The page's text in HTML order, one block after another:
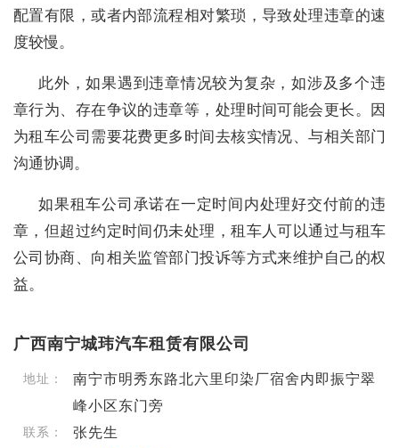
配置有限，或者内部流程相对繁琐，导致处理违章的速
度较慢。
此外，如果遇到违章情况较为复杂，如涉及多个违
章行为、存在争议的违章等，处理时间可能会更长。因
为租车公司需要花费更多时间去核实情况、与相关部门
沟通协调。
如果租车公司承诺在一定时间内处理好交付前的违
章，但超过约定时间仍未处理，租车人可以通过与租车
公司协商、向相关监管部门投诉等方式来维护自己的权
益。
广西南宁城玮汽车租赁有限公司
地址：
南宁市明秀东路北六里印染厂宿舍内即振宁翠
峰小区东门旁
联系： 张先生